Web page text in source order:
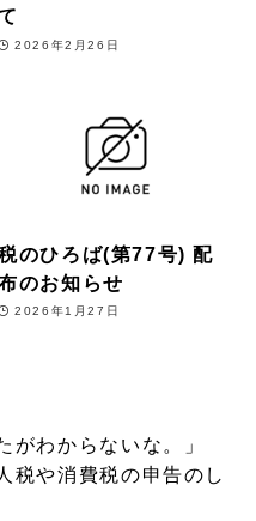
2026年2月26日
のひろば(第77号) 配
のお知らせ
2026年1月27日
がわからないな。」
税や消費税の申告のし